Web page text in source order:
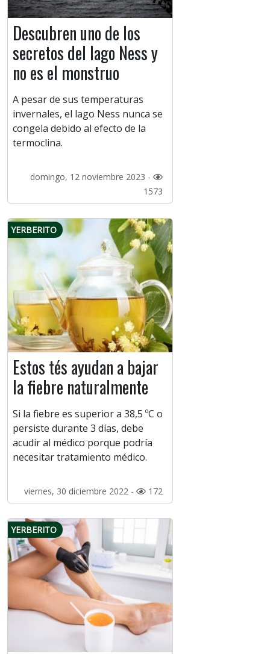
Descubren uno de los
secretos del lago Ness y
no es el monstruo
A pesar de sus temperaturas
invernales, el lago Ness nunca se
congela debido al efecto de la
termoclina.
domingo, 12 noviembre 2023 -
1573
YERBERITO
Estos tés ayudan a bajar
la fiebre naturalmente
Si la fiebre es superior a 38,5 ºC o
persiste durante 3 días, debe
acudir al médico porque podría
necesitar tratamiento médico.
viernes, 30 diciembre 2022 - 172
YERBERITO